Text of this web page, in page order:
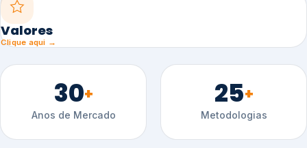
Valores
Clique aqui →
30+
Anos de Mercado
25+
Metodologias